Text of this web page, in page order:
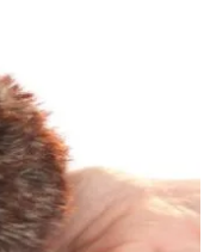
in Rotbraun mit